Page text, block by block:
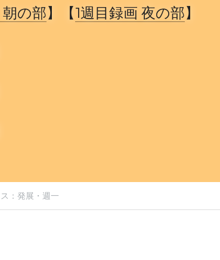
朝の部】【1週目録画 夜の部】
：発展・週一